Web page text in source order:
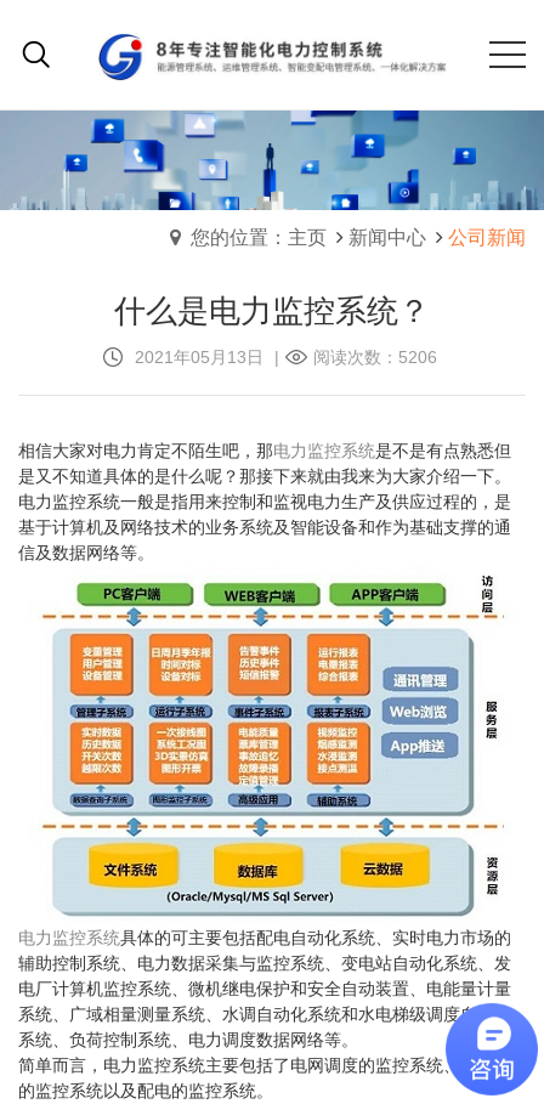
您的位置：主页 新闻中心 公司新闻
什么是电力监控系统？
2021年05月13日 | 阅读次数：5206
相信大家对电力肯定不陌生吧，那电力监控系统是不是有点熟悉但
是又不知道具体的是什么呢？那接下来就由我来为大家介绍一下。
电力监控系统一般是指用来控制和监视电力生产及供应过程的，是
基于计算机及网络技术的业务系统及智能设备和作为基础支撑的通
信及数据网络等。
电力监控系统具体的可主要包括配电自动化系统、实时电力市场的
辅助控制系统、电力数据采集与监控系统、变电站自动化系统、发
电厂计算机监控系统、微机继电保护和安全自动装置、电能量计量
系统、广域相量测量系统、水调自动化系统和水电梯级调度自动化
系统、负荷控制系统、电力调度数据网络等。
简单而言，电力监控系统主要包括了电网调度的监控系统、发电厂
的监控系统以及配电的监控系统。